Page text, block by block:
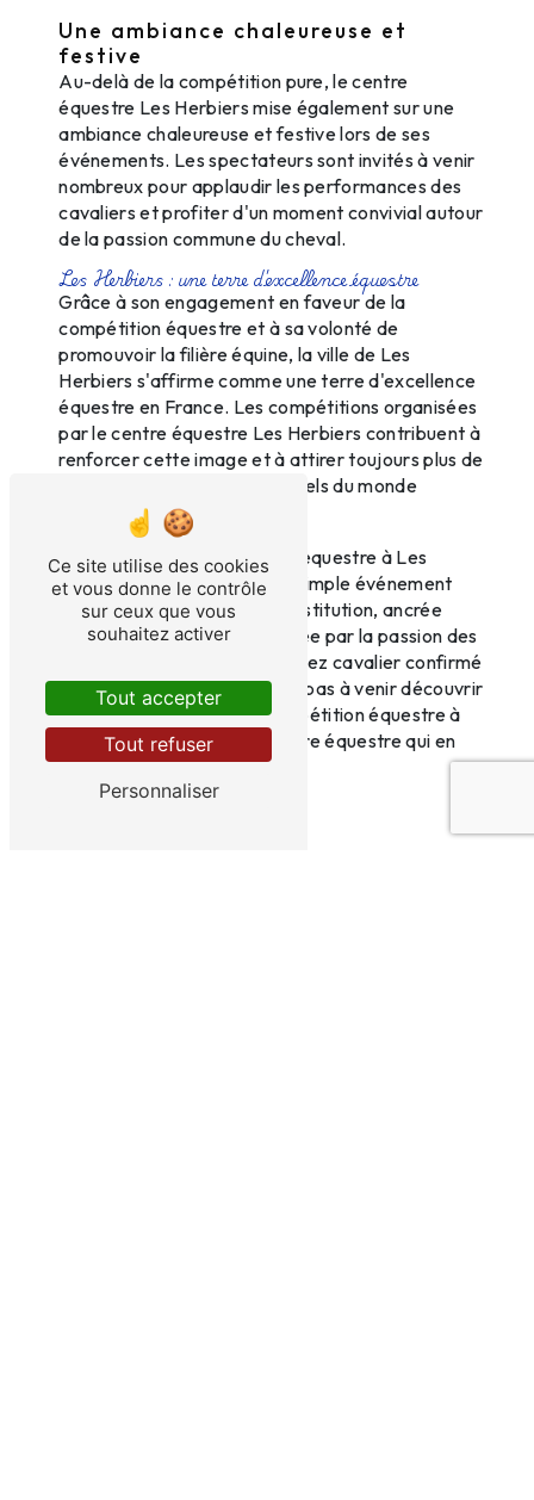
Une ambiance chaleureuse et
festive
Au-delà de la compétition pure, le centre
équestre Les Herbiers mise également sur une
ambiance chaleureuse et festive lors de ses
événements. Les spectateurs sont invités à venir
nombreux pour applaudir les performances des
cavaliers et profiter d'un moment convivial autour
de la passion commune du cheval.
Les Herbiers : une terre d'excellence équestre
Grâce à son engagement en faveur de la
compétition équestre et à sa volonté de
promouvoir la filière équine, la ville de Les
Herbiers s'affirme comme une terre d'excellence
équestre en France. Les compétitions organisées
par le centre équestre Les Herbiers contribuent à
renforcer cette image et à attirer toujours plus de
passionnés et de professionnels du monde
équestre.
En définitive, la compétition équestre à Les
Herbiers est bien plus qu'un simple événement
sportif : c'est une véritable institution, ancrée
dans l'ADN de la ville et portée par la passion des
acteurs locaux. Que vous soyez cavalier confirmé
ou simple amateur, n'hésitez pas à venir découvrir
l'univers fascinant de la compétition équestre à
Les Herbiers, au sein du centre équestre qui en
fait sa spécialité.
Ce site utilise des cookies
et vous donne le contrôle
sur ceux que vous
souhaitez activer
Tout accepter
Tout refuser
Personnaliser